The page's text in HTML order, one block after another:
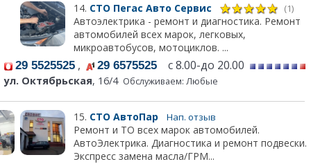
14. СТО Пегас Авто Сервис (1)
Автоэлектрика - ремонт и диагностика. Ремонт
автомобилей всех марок, легковых,
микроавтобусов, мотоциклов. ...
29 5525525 , 29 6575525 с 8.00-до 20.00
ул. Октябрьская, 16/4 Обслуживаем: Любые
15. СТО АвтоПар Нап. отзыв
Ремонт и ТО всех марок автомобилей.
АвтоЭлектрика. Диагностика и ремонт подвески.
Экспресс замена масла/ГРМ...